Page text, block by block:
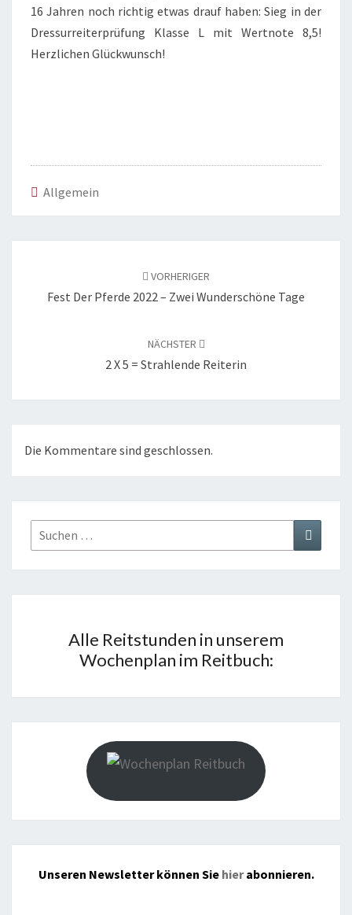
16 Jahren noch richtig etwas drauf haben: Sieg in der
Dressurreiterprüfung Klasse L mit Wertnote 8,5!
Herzlichen Glückwunsch!
Allgemein
VORHERIGER
Fest Der Pferde 2022 – Zwei Wunderschöne Tage
NÄCHSTER
2 X 5 = Strahlende Reiterin
Die Kommentare sind geschlossen.
Suchen
nach:
Suchen
Alle Reitstunden in unserem
Wochenplan im Reitbuch:
Unseren Newsletter können Sie hierabonnieren.